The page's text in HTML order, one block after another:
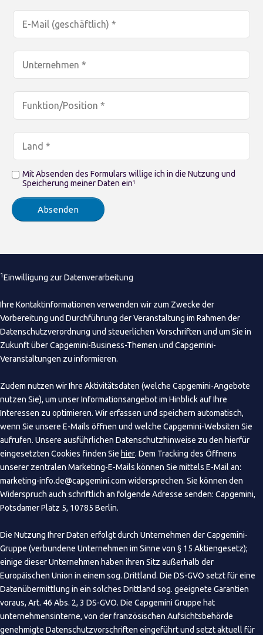
Mit Absenden des Formulars willige ich in die Nutzung und
Speicherung meiner Daten ein¹
1Einwilligung zur Datenverarbeitung
Ihre Kontaktinformationen verwenden wir zum Zwecke der
Vorbereitung und Durchführung der Veranstaltung im Rahmen der
Datenschutzverordnung und steuerlichen Vorschriften und um Sie in
Zukunft über Capgemini-Business-Themen und Capgemini-
Veranstaltungen zu informieren.
Zudem nutzen wir Ihre Aktivitätsdaten (welche Capgemini-Angebote
nutzen Sie), um unser Informationsangebot im Hinblick auf Ihre
Interessen zu optimieren. Wir erfassen und speichern automatisch,
wenn Sie unsere E-Mails öffnen und welche Capgemini-Websiten Sie
aufrufen. Unsere ausführlichen Datenschutzhinweise zu den hierfür
eingesetzten Cookies finden Sie hier. Dem Tracking des Öffnens
unserer zentralen Marketing-E-Mails können Sie mittels E-Mail an:
marketing-info.de@capgemini.com widersprechen. Sie können den
Widerspruch auch schriftlich an folgende Adresse senden: Capgemini,
Potsdamer Platz 5, 10785 Berlin.
Die Nutzung Ihrer Daten erfolgt durch Unternehmen der Capgemini-
Gruppe (verbundene Unternehmen im Sinne von § 15 Aktiengesetz);
einige dieser Unternehmen haben ihren Sitz außerhalb der
Europäischen Union in einem sog. Drittland. Die DS-GVO setzt für eine
Datenübermittlung in ein solches Drittland sog. geeignete Garantien
voraus, Art. 46 Abs. 2, 3 DS-GVO. Die Capgemini Gruppe hat
unternehmensinterne, von der französischen Aufsichtsbehörde
genehmigte Datenschutzvorschriften eingeführt und setzt aktuell für